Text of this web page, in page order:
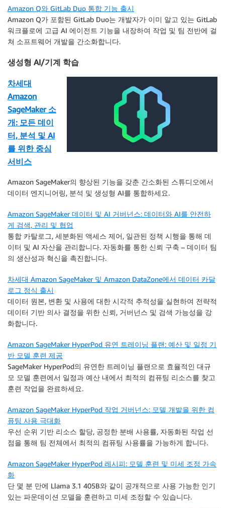
Amazon Q와 GitLab Duo 통합 기능 출시
Amazon Q가 포함된 GitLab Duo는 개발자가 이미 알고 있는 GitLab
워크플로에 고급 AI 에이전트 기능을 내장하여 작업 및 팀 전반에 걸
쳐 소프트웨어 개발을 간소화합니다.
생성형 AI/기계 학습
차세대
Amazon
SageMaker 소
개: 모든 데이
터, 분석 및 AI
를 위한 중심
서비스
Amazon SageMaker의 향상된 기능을 갖춘 간소화된 스튜디오에서
데이터 엔지니어링, 분석 및 생성형 AI를 통합하세요.
Amazon SageMaker 데이터 및 AI 거버넌스: 데이터와 AI를 안전하
게 검색, 관리 및 협업
통합 카탈로그, 세분화된 액세스 제어, 일관된 정책 시행을 통해 데
이터 및 AI 자산을 관리합니다. 자동화를 통한 신뢰 구축 – 데이터 팀
의 생산성과 혁신을 촉진합니다.
차세대 Amazon SageMaker 및 Amazon DataZone에서 데이터 카달
로그 정식 출시
데이터 원본, 변환 및 사용에 대한 시각적 추적성을 실현하여 전략적
데이터 기반 의사 결정을 위한 신뢰, 거버넌스 및 검색 가능성을 강
화합니다.
Amazon SageMaker HyperPod 유연 트레이닝 플랜: 예산 및 일정 기
반 모델 훈련 제공
SageMaker HyperPod의 유연한 트레이닝 플랜으로 효율적인 대규
모 모델 훈련에서 일정과 예산 내에서 최적의 컴퓨팅 리소스를 찾고
훈련 작업을 완료하세요.
Amazon SageMaker HyperPod 작업 거버넌스: 모델 개발을 위한 컴
퓨팅 사용 극대화
우선 순위 기반 리소스 할당, 공정한 분배 사용률, 자동화된 작업 선
점을 통해 팀 전체에서 최적의 컴퓨팅 사용률을 가능하게 합니다.
Amazon SageMaker HyperPod 레시피: 모델 훈련 및 미세 조정 가속
화
단 몇 분 만에 Llama 3.1 405B와 같이 공개적으로 사용 가능한 인기
있는 파운데이션 모델을 훈련하고 미세 조정할 수 있습니다.